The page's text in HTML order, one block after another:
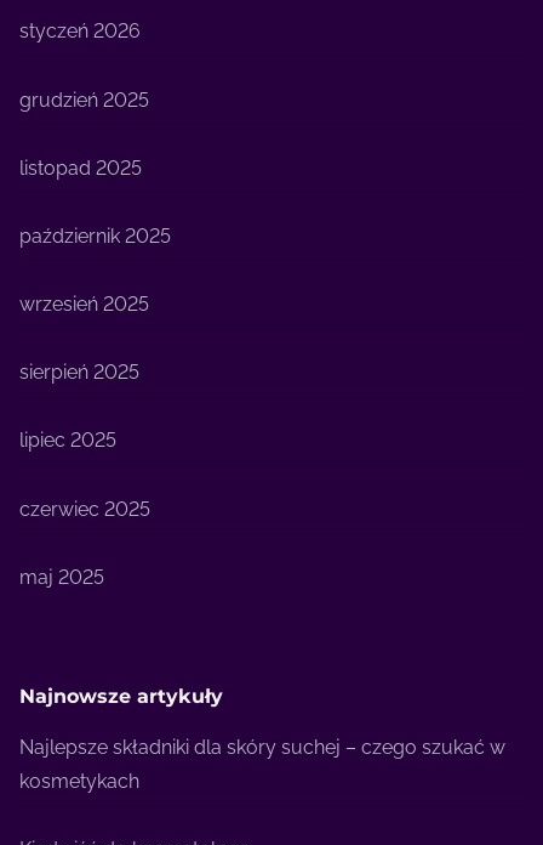
styczeń 2026
grudzień 2025
listopad 2025
październik 2025
wrzesień 2025
sierpień 2025
lipiec 2025
czerwiec 2025
maj 2025
Najnowsze artykuły
Najlepsze składniki dla skóry suchej – czego szukać w
kosmetykach